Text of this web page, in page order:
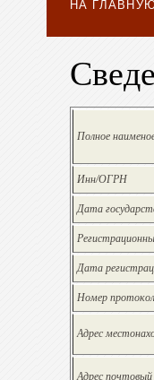
НА
Полное
Инн/ОГРН
Дата
Дата
Номер
Адрес
Адрес почтовый